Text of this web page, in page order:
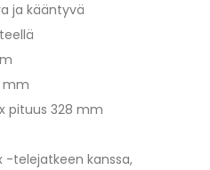
ja kääntyvä
mm
pituus 328 mm
-telejatkeen kanssa,